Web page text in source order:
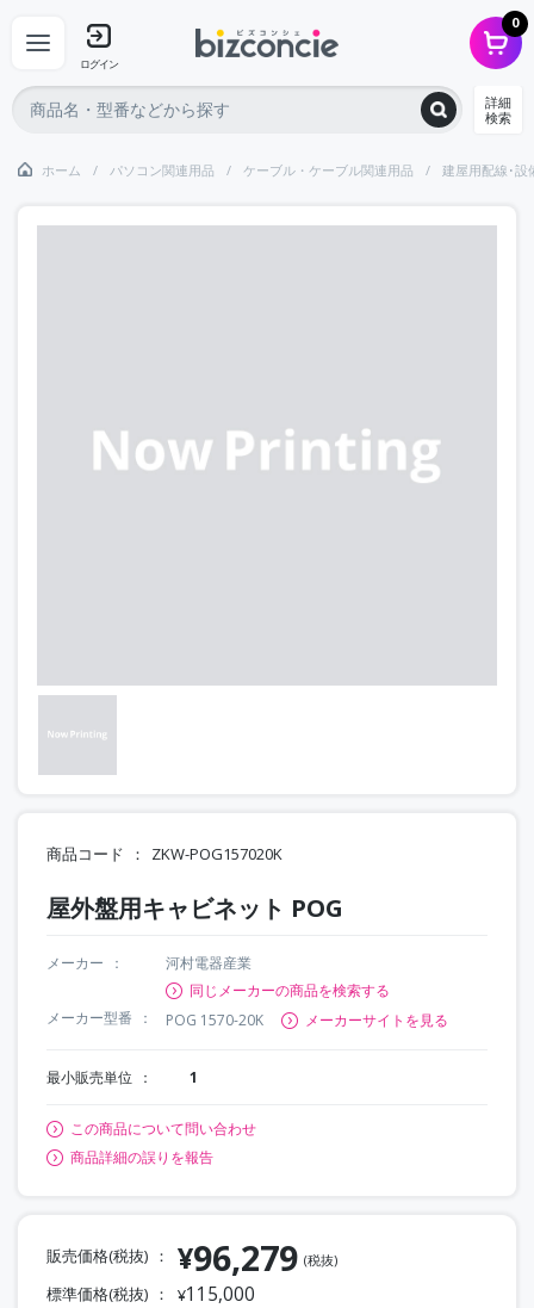
ログイン
0
詳細
検索
ホーム パソコン関連用品 ケーブル・ケーブル関連用品 建屋用配線･設
商品コード ZKW-POG157020K
屋外盤用キャビネット POG
メーカー
河村電器産業
同じメーカーの商品を検索する
メーカー型番
POG 1570-20K メーカーサイトを見る
最小販売単位 1
この商品について問い合わせ
商品詳細の誤りを報告
販売価格(税抜) ¥96,279 (税抜)
標準価格(税抜) ¥115,000